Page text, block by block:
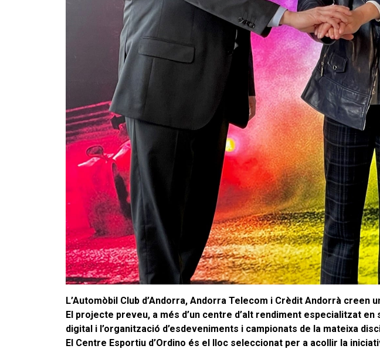
L’Automòbil Club d’Andorra, Andorra Telecom i Crèdit Andorrà creen
El projecte preveu, a més d’un centre d’alt rendiment especialitzat
digital i l’organització d’esdeveniments i campionats de la mateixa
El Centre Esportiu d’Ordino és el lloc seleccionat per a acollir la